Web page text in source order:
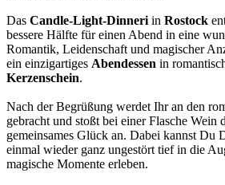
Das Candle-Light-Dinneri in Rostock
bessere Hälfte für einen Abend in eine
Romantik, Leidenschaft und magischer
ein einzigartiges Abendessen in
Kerzenschein.
Nach der Begrüßung werdet Ihr an den
gebracht und stoßt bei einer Flasche Wein
gemeinsames Glück an. Dabei kannst Du
einmal wieder ganz ungestört tief in die
magische Momente erleben.